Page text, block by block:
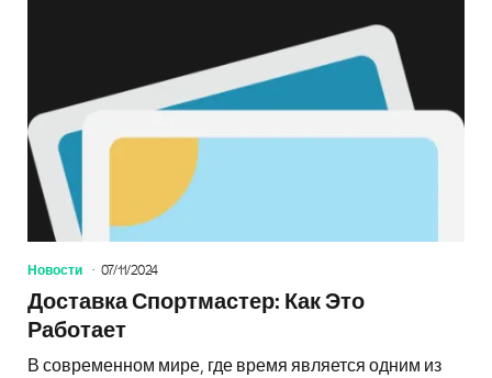
Новости 07/11/2024
Доставка Спортмастер: Как Это
Работает
В современном мире, где время является одним из